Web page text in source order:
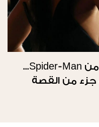
إطلالات زندايا المستوحاة من Spider-Man...
جزء من القصة